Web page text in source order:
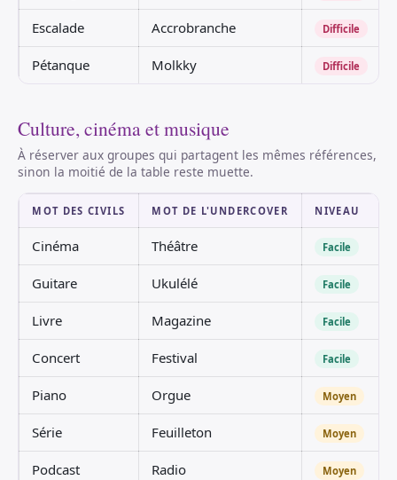
Escalade Accrobranche Difficile
Pétanque Molkky Difficile
Culture, cinéma et musique
À réserver aux groupes qui partagent les mêmes références,
sinon la moitié de la table reste muette.
MOT DES CIVILS MOT DE L'UNDERCOVER NIVEAU
Cinéma Théâtre Facile
Guitare Ukulélé Facile
Livre Magazine Facile
Concert Festival Facile
Piano Orgue Moyen
Série Feuilleton Moyen
Podcast Radio Moyen